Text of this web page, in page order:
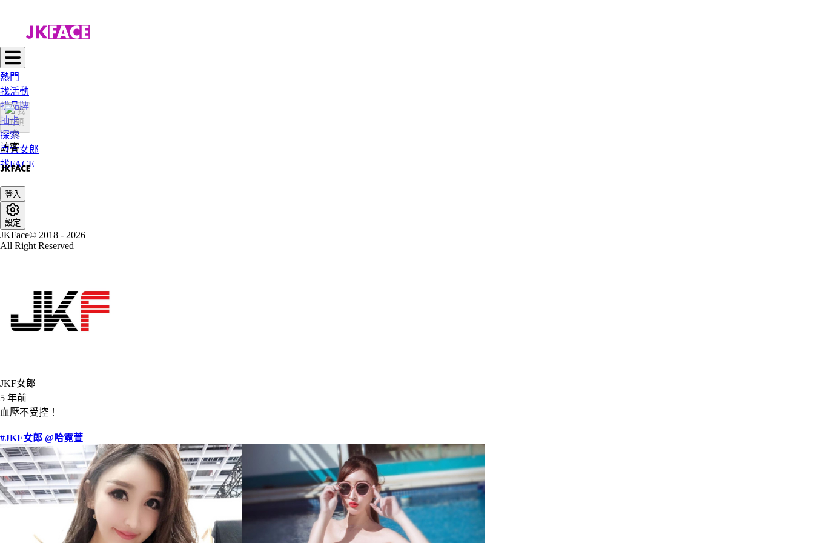
熱門
找活動
找品牌
抽卡
探索
百大女郎
找FACE
訪客
登入
設定
JKFace© 2018 - 2026
All Right Reserved
JKF女郎
5 年前
血壓不受控！
#JKF女郎 @哈霓萱